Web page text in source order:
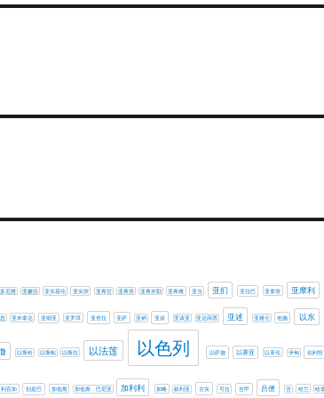
尼雅 亚嫩谷 亚实基伦 亚实突 亚希甘 亚希突 亚希米勒 亚希雅 亚当 亚扪 亚拉巴 亚拿突 亚摩利
亚米拿达 亚细亚 亚罗珥 亚舍拉 亚萨 亚衲 亚设 亚该亚 亚达薛西 亚述 亚雅仑 他施 以东
以斯哈 以斯帖 以斯拉 以法莲 以色列 以萨迦 以赛亚 以革伦 伊甸 伯利恒
利百加 别是巴 加低斯 加低斯．巴尼亚 加利利 加略 叙利亚 古实 可拉 吉甲 吕便 含 哈兰 哈